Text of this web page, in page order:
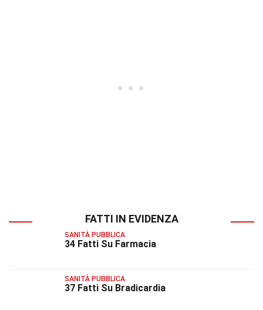
FATTI IN EVIDENZA
SANITÀ PUBBLICA
34 Fatti Su Farmacia
SANITÀ PUBBLICA
37 Fatti Su Bradicardia